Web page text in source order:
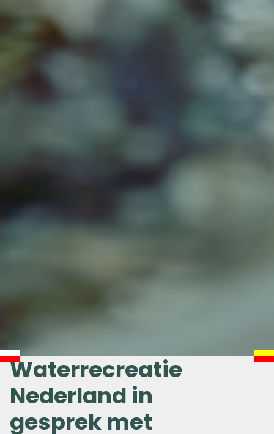
Waterrecreatie
Nederland in
gesprek met